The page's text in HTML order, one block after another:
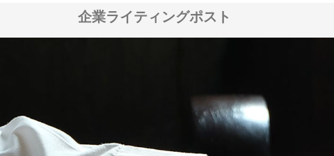
企業ライティングポスト